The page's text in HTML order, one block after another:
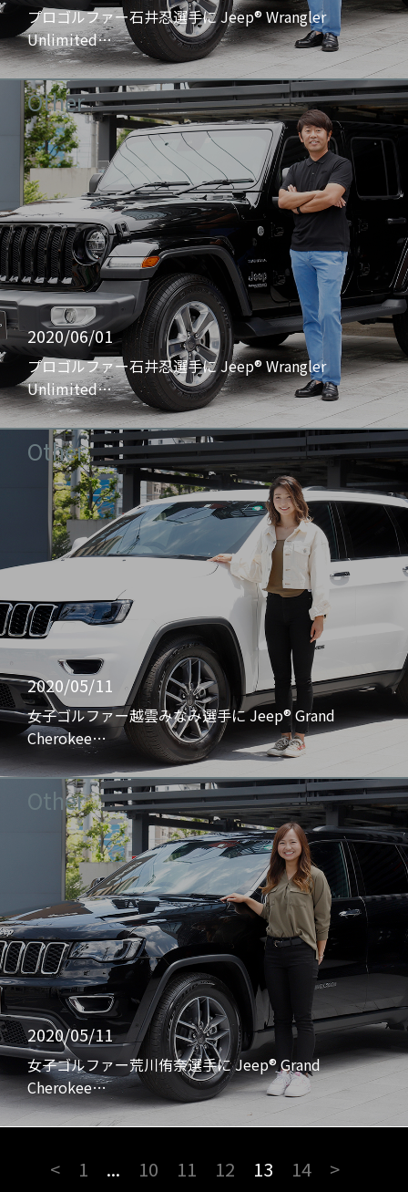
プロゴルファー石井忍選手に Jeep® Wrangler
Unlimited…
Other
2020/06/01
プロゴルファー石井忍選手に Jeep® Wrangler
Unlimited…
Other
2020/05/11
女子ゴルファー越雲みなみ選手に Jeep® Grand
Cherokee…
Other
2020/05/11
女子ゴルファー荒川侑奈選手に Jeep® Grand
Cherokee…
< 1 ... 10 11 12 13 14 >